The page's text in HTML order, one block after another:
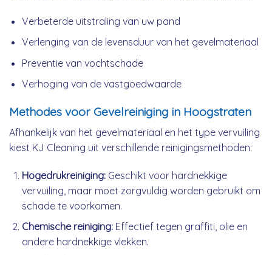
Verbeterde uitstraling van uw pand
Verlenging van de levensduur van het gevelmateriaal
Preventie van vochtschade
Verhoging van de vastgoedwaarde
Methodes voor Gevelreiniging in Hoogstraten
Afhankelijk van het gevelmateriaal en het type vervuiling
kiest KJ Cleaning uit verschillende reinigingsmethoden:
Hogedrukreiniging:Geschikt voor hardnekkige
vervuiling, maar moet zorgvuldig worden gebruikt om
schade te voorkomen.
Chemische reiniging:Effectief tegen graffiti, olie en
andere hardnekkige vlekken.